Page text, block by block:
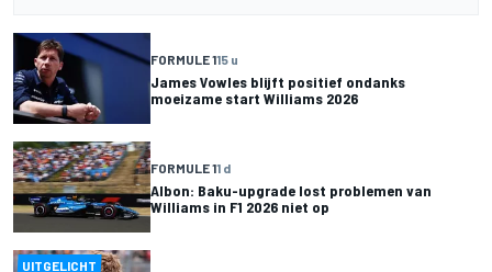
FORMULE 115 u
James Vowles blijft positief ondanks
moeizame start Williams 2026
FORMULE 11 d
Albon: Baku-upgrade lost problemen van
Williams in F1 2026 niet op
UITGELICHT